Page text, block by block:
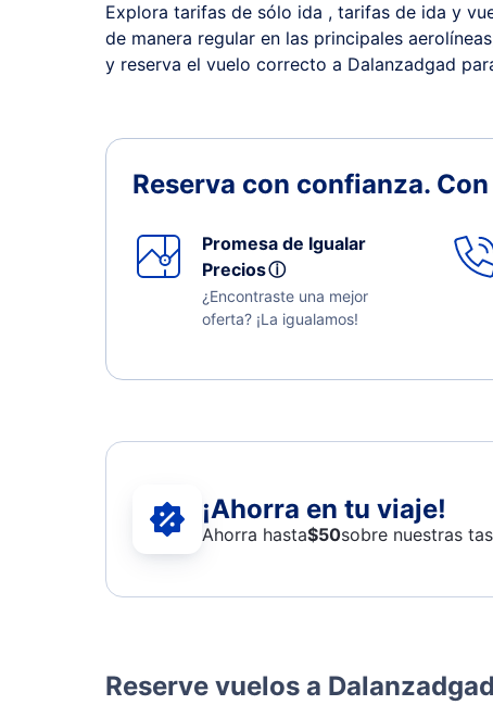
Explora tarifas de sólo ida , tarifas de ida y
de manera regular en las principales
y reserva el vuelo correcto a Dalanzadgad
Reserva con confianza.
Promesa de Igualar
Preciosⓘ
¿Encontraste una mejor
oferta? ¡La igualamos!
¡Ahorra en tu viaje!
Ahorra hasta$50sobre nuestras
Reserve vuelos a